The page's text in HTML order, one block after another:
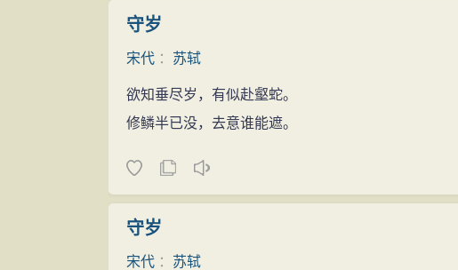
守岁
宋代 ： 苏轼
欲知垂尽岁，有似赴壑蛇。
修鳞半已没，去意谁能遮。
守岁
宋代 ： 苏轼